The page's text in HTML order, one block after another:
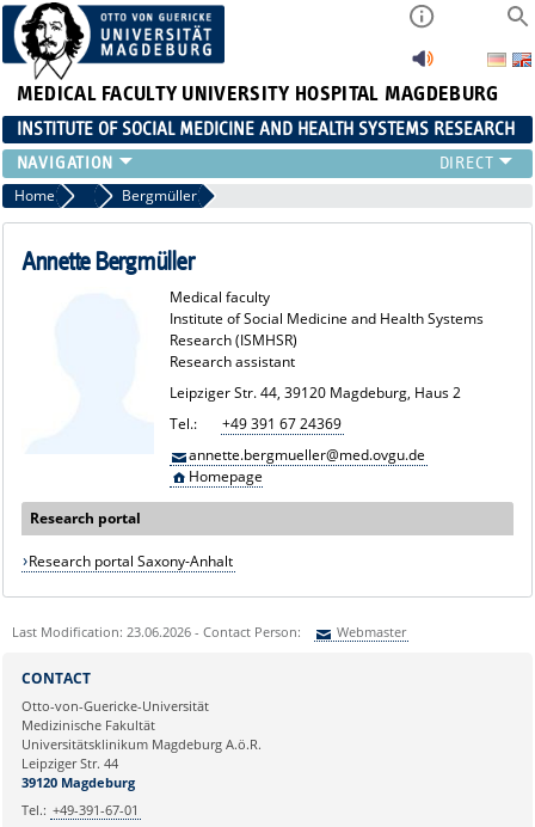
MEDICAL FACULTY UNIVERSITY HOSPITAL MAGDEBURG
INSTITUTE OF SOCIAL MEDICINE AND HEALTH SYSTEMS RESEARCH
TEACHING
INSTITUTE
TEAM
Home Team Bergmüller
Annette Bergmüller
Medical faculty
Institute of Social Medicine and Health Systems
Research (ISMHSR)
Research assistant
Leipziger Str. 44, 39120 Magdeburg, Haus 2
Tel.:
+49 391 67 24369
annette.bergmueller@med.ovgu.de
Homepage
Research portal
Research portal Saxony-Anhalt
Last Modification: 23.06.2026 - Contact Person: Webmaster
Ihre E-Mailadresse:
Ihr Anliegen:
CONTACT
Otto-von-Guericke-Universität
Medizinische Fakultät
Universitätsklinikum Magdeburg A.ö.R.
Leipziger Str. 44
39120 Magdeburg
Tel.: +49-391-67-01